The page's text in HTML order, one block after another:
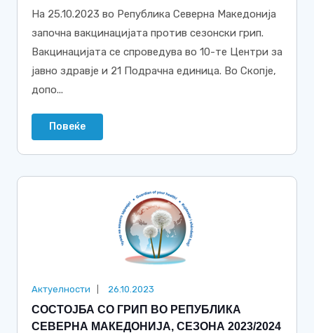
На 25.10.2023 во Република Северна Македонија
започна вакцинацијата против сезонски грип.
Вакцинацијата се спроведува во 10-те Центри за
јавно здравје и 21 Подрачна единица. Во Скопје,
допо...
Повеќе
Актуелности 26.10.2023
СОСТОЈБА СО ГРИП ВО РЕПУБЛИКА
СЕВЕРНА МАКЕДОНИЈА, СЕЗОНА 2023/2024